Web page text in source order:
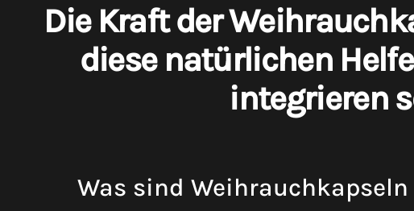
Die Kraft der
diese natürlichen
integrieren
Was sind